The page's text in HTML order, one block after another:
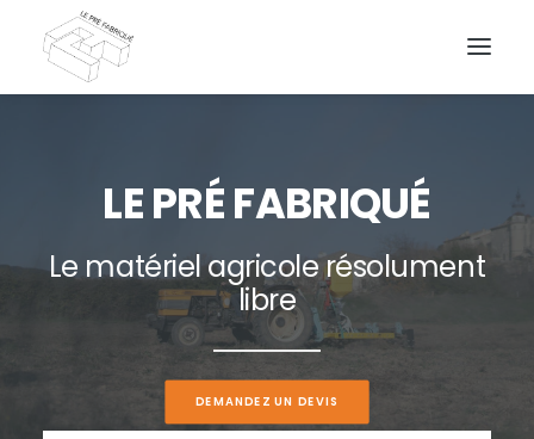
DEMANDEZ UN DEVIS
LE PRÉ FABRIQUÉ
Le matériel agricole résolument
libre
DEMANDEZ UN DEVIS